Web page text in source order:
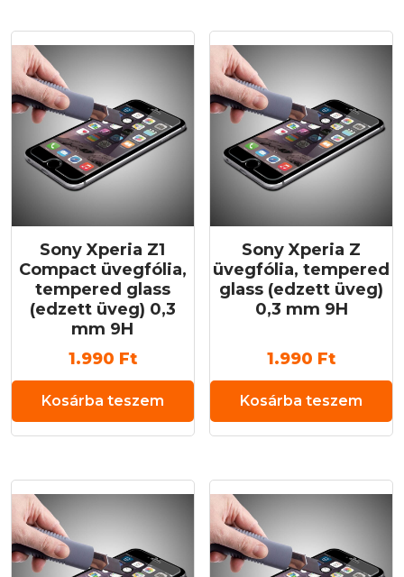
Sony Xperia Z1
Compact üvegfólia,
tempered glass
(edzett üveg) 0,3
mm 9H
1.990 Ft
Kosárba teszem
Sony Xperia Z
üvegfólia, tempered
glass (edzett üveg)
0,3 mm 9H
1.990 Ft
Kosárba teszem